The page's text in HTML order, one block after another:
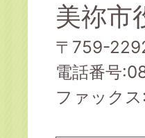
美祢市
〒759-
電話番号
ファック